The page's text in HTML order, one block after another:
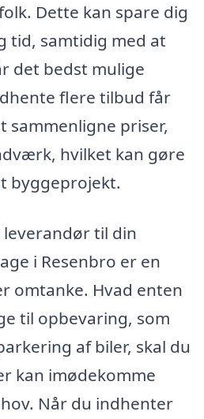
Dette kan spare dig
tid, samtidig med at
det bedst mulige
flere tilbud får
sammenligne priser,
hvilket kan gøre
byggeprojekt.
til din
i Resenbro er en
omtanke. Hvad enten
til opbevaring, som
af biler, skal du
kan imødekomme
Når du indhenter